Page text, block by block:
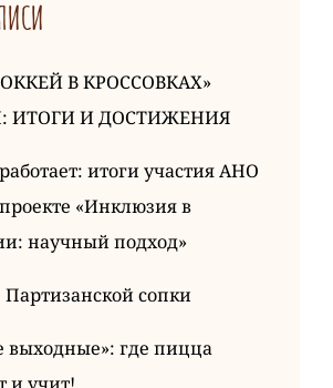
В КРОССОВКАХ»
ИТОГИ И ДОСТИЖЕНИЯ
итоги участия АНО
«Инклюзия в
научный подход»
сопки
выходные»: где пицца